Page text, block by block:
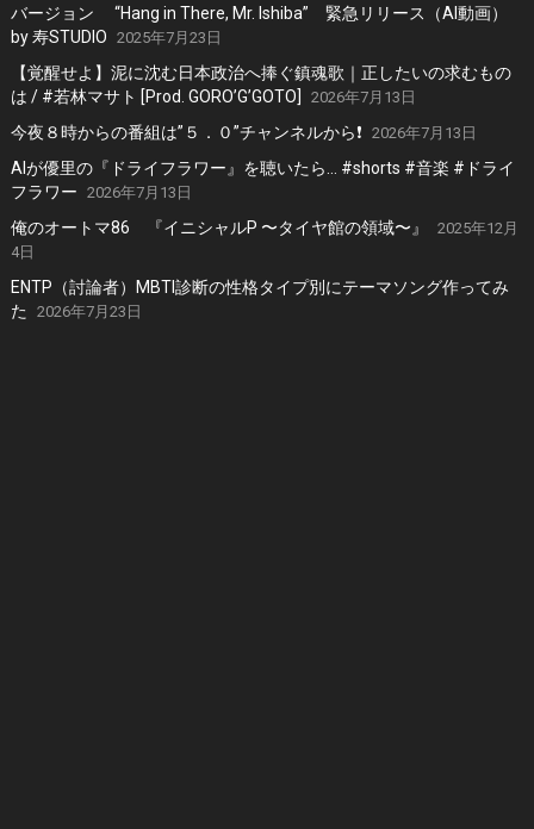
バージョン “Hang in There, Mr. Ishiba” 緊急リリース（AI動画）
by 寿STUDIO 2025年7月23日
【覚醒せよ】泥に沈む日本政治へ捧ぐ鎮魂歌｜正したいの求むもの
は / #若林マサト [Prod. GORO’G’GOTO]
2026年7月13日
今夜８時からの番組は”５．０”チャンネルから❗️ 2026年7月13日
AIが優里の『ドライフラワー』を聴いたら… #shorts #音楽 #ドライ
フラワー 2026年7月13日
俺のオートマ86 『イニシャルP 〜タイヤ館の領域〜』
2025年12月
4日
ENTP（討論者）MBTI診断の性格タイプ別にテーマソング作ってみ
た
2026年7月23日